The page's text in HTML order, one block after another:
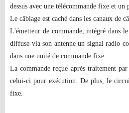
dessus avec une télécommande fixe et
Le câblage est caché dans les canaux de
L'émetteur de commande, intégré dans
diffuse via son antenne un signal radio
dans une unité de commande fixe.
La commande reçue après traitement
celui-ci pour exécution. De plus, le
fixe.